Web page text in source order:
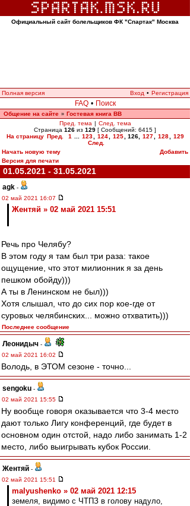
Официальный сайт болельщиков ФК "Спартак" Москва
Полная версия Вход • Регистрация
FAQ • Поиск
Общение на сайте » Гостевая книга ВВ
Пред. тема | След. тема
Страница 126 из 129 [ Сообщений: 6415 ]
На страницу Пред. 1 123 124 125 126, 127 128
129
След.
Начать новую тему
Добавить
Версия для печати
01.05.2021 - 31.05.2021
agk -
02 май 2021 16:07
Жентяй » 02 май 2021 15:51
Речь про Челябу?
В этом году я там был три раза: такое
ощущение, что этот милионник я за день
пешком обойду)))
А ты в Ленинском не был)))
Хотя слышал, что до сих пор кое-где от
суровых челябинских... можно отхватить)))
Последнее сообщение
Леонидыч -
02 май 2021 16:02
Володь, в ЭТОМ сезоне - точно...
sengoku -
02 май 2021 15:55
Ну вообще говоря оказывается что 3-4 место
дают только Лигу конференций, где будет в
основном один отстой, надо либо занимать 1-2
место, либо выигрывать кубок России.
Жентяй -
02 май 2021 15:51
malyushenko » 02 май 2021 12:15
земеля, видимо с ЧТПЗ в голову надуло,